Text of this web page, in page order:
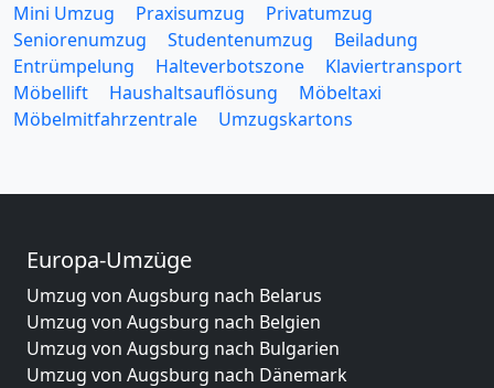
Mini Umzug
Praxisumzug
Privatumzug
Seniorenumzug
Studentenumzug
Beiladung
Entrümpelung
Halteverbotszone
Klaviertransport
Möbellift
Haushaltsauflösung
Möbeltaxi
Möbelmitfahrzentrale
Umzugskartons
Europa-Umzüge
Umzug von Augsburg nach Belarus
Umzug von Augsburg nach Belgien
Umzug von Augsburg nach Bulgarien
Umzug von Augsburg nach Dänemark